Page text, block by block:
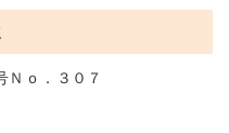
Ｎｏ．３０７